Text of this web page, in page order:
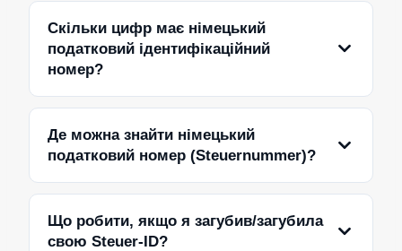
Скільки цифр має німецький
податковий ідентифікаційний
номер?
Де можна знайти німецький
податковий номер (Steuernummer)?
Що робити, якщо я загубив/загубила
свою Steuer-ID?